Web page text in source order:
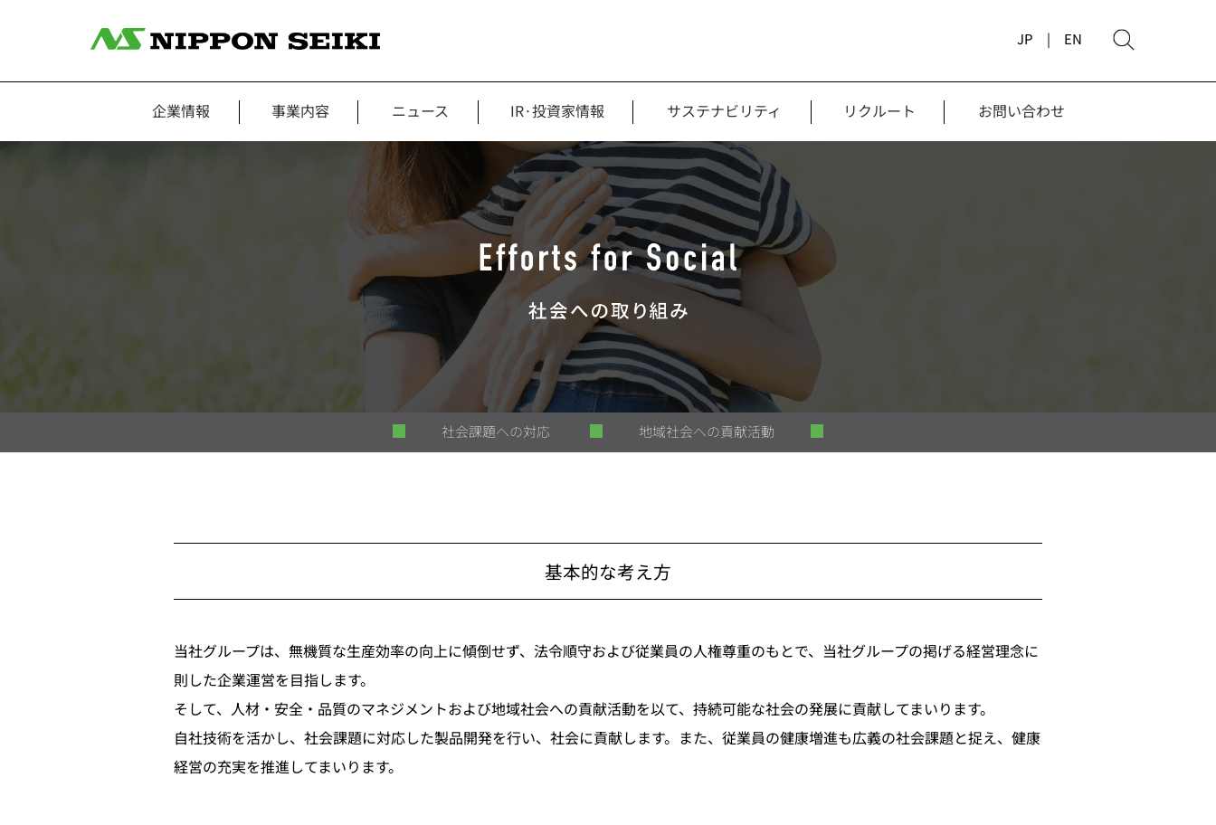
JP | EN
企業情報 事業内容 ニュース IR·投資家情報 サステナビリティ リクルート お問い合わせ
社会課題への対応 地域社会への貢献活動
基本的な考え方
当社グループは、無機質な生産効率の向上に傾倒せず、法令順守および従業員の人権尊重のもとで、当社グループの掲げる経営理念に
則した企業運営を目指します。
そして、人材・安全・品質のマネジメントおよび地域社会への貢献活動を以て、持続可能な社会の発展に貢献してまいります。
自社技術を活かし、社会課題に対応した製品開発を行い、社会に貢献します。また、従業員の健康増進も広義の社会課題と捉え、健康
経営の充実を推進してまいります。